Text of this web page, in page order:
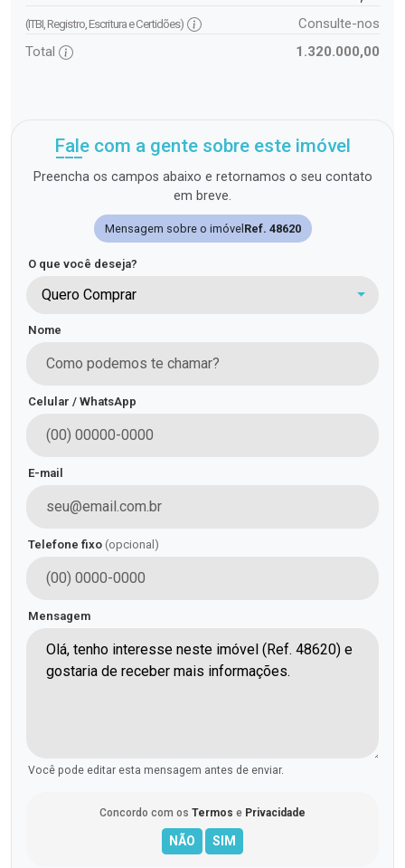
(ITBI, Registro, Escritura e Certidões)
Consulte-nos
Total
1.320.000,00
Fale com a gente sobre este imóvel
Preencha os campos abaixo e retornamos o seu contato
em breve.
Mensagem sobre o imóvel Ref. 48620
O que você deseja?
Quero Comprar
Nome
Celular / WhatsApp
E-mail
Telefone fixo (opcional)
Mensagem
Você pode editar esta mensagem antes de enviar.
Concordo com os Termos e Privacidade